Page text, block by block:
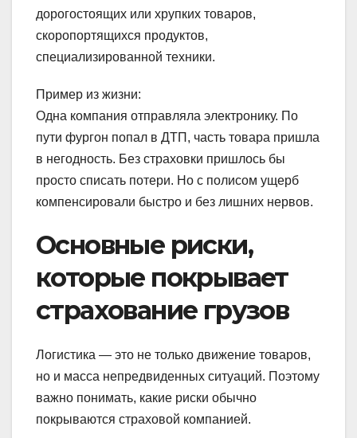
дорогостоящих или хрупких товаров,
скоропортящихся продуктов,
специализированной техники.
Пример из жизни:
Одна компания отправляла электронику. По
пути фургон попал в ДТП, часть товара пришла
в негодность. Без страховки пришлось бы
просто списать потери. Но с полисом ущерб
компенсировали быстро и без лишних нервов.
Основные риски,
которые покрывает
страхование грузов
Логистика — это не только движение товаров,
но и масса непредвиденных ситуаций. Поэтому
важно понимать, какие риски обычно
покрываются страховой компанией.